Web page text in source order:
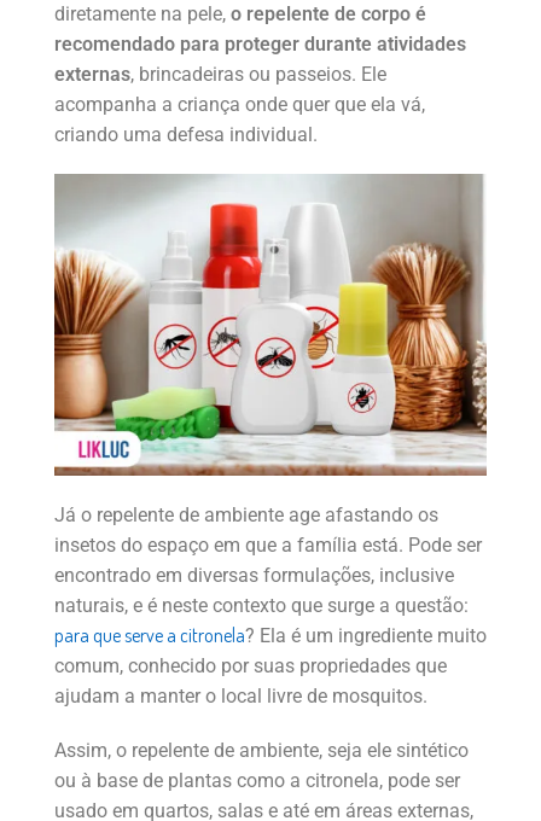
diretamente na pele, o repelente de corpo é
recomendado para proteger durante atividades
externas, brincadeiras ou passeios. Ele
acompanha a criança onde quer que ela vá,
criando uma defesa individual.
Já o repelente de ambiente age afastando os
insetos do espaço em que a família está. Pode ser
encontrado em diversas formulações, inclusive
naturais, e é neste contexto que surge a questão:
para que serve a citronela? Ela é um ingrediente muito
comum, conhecido por suas propriedades que
ajudam a manter o local livre de mosquitos.
Assim, o repelente de ambiente, seja ele sintético
ou à base de plantas como a citronela, pode ser
usado em quartos, salas e até em áreas externas,